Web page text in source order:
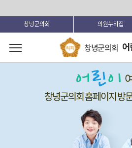
창녕군의회 의원누리집
창녕군의회 어
창녕군의회 홈페이지 방